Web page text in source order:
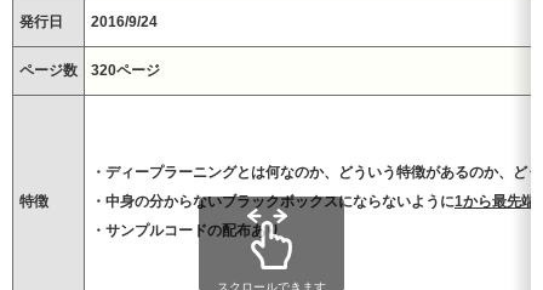
発行日 2016/9/24
ページ数 ‎320ページ
特徴
・ディープラーニングとは何なのか、どういう特徴があるのか、ど
・中身の分からないブラックボックスにならないように1から最先端
・サンプルコードの配布あり
スクロールできます